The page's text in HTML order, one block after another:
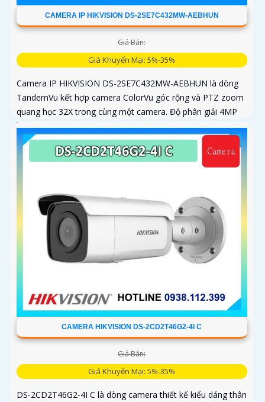
CAMERA IP HIKVISION DS-2SE7C432MW-AEBHUN
Giá Bán:
Giá Khuyến Mại: 5%-35%
Camera IP HIKVISION DS-2SE7C432MW-AEBHUN là dòng
TandemVu kết hợp camera ColorVu góc rộng và PTZ zoom
quang học 32X trong cùng một camera. Độ phân giải 4MP
hồng ngoại 200m chuẩn nén H
CAMERA HIKVISION DS-2CD2T46G2-4I C
Giá Bán:
Giá Khuyến Mại: 5%-35%
DS-2CD2T46G2-4I C là dòng camera thiết kế kiểu dáng thân